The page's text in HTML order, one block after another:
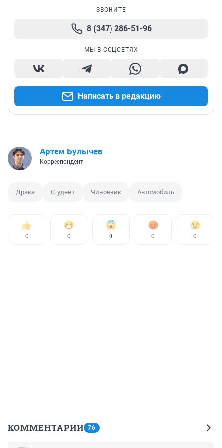
ЗВОНИТЕ
8 (347) 286-51-96
МЫ В СОЦСЕТЯХ
Написать в редакцию
Артем Булычев
Корреспондент
Драка Студент Чиновник Автомобиль
0 0 0 0 0
КОММЕНТАРИИ 76